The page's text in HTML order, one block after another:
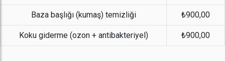
Baza başlığı (kumaş) temizliği ₺900,00
Koku giderme (ozon + antibakteriyel) ₺900,00